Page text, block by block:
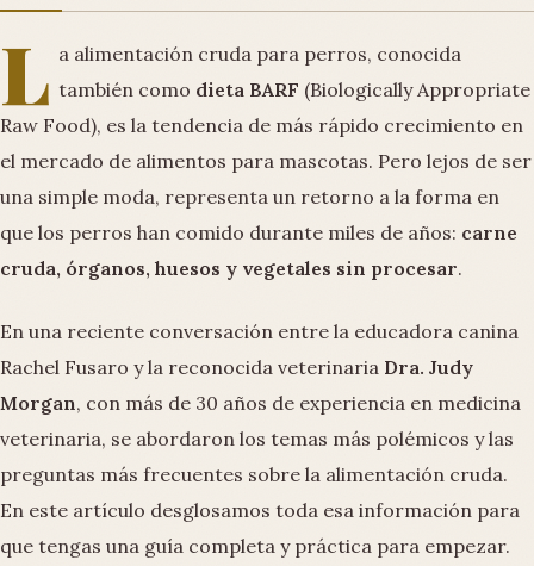
L a alimentación cruda para perros, conocida
también como dieta BARF (Biologically Appropriate
Raw Food), es la tendencia de más rápido crecimiento en
el mercado de alimentos para mascotas. Pero lejos de ser
una simple moda, representa un retorno a la forma en
que los perros han comido durante miles de años: carne
cruda, órganos, huesos y vegetales sin procesar.
En una reciente conversación entre la educadora canina
Rachel Fusaro y la reconocida veterinaria Dra. Judy
Morgan, con más de 30 años de experiencia en medicina
veterinaria, se abordaron los temas más polémicos y las
preguntas más frecuentes sobre la alimentación cruda.
En este artículo desglosamos toda esa información para
que tengas una guía completa y práctica para empezar.